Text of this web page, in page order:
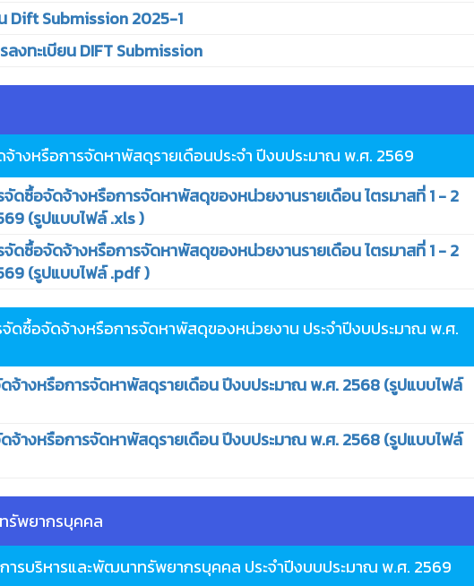
Dift Submission 2025-1
งทะเบียน DIFT Submission
จ้างหรือการจัดหาพัสดุรายเดือนประจํา ปีงบประมาณ พ.ศ. 2569
ซื้อจัดจ้างหรือการจัดหาพัสดุของหน่วยงานรายเดือน ไตรมาสที่ 1 - 2
(รูปแบบไฟล์ .xls )
ซื้อจัดจ้างหรือการจัดหาพัสดุของหน่วยงานรายเดือน ไตรมาสที่ 1 - 2
(รูปแบบไฟล์ .pdf )
จัดซื้อจัดจ้างหรือการจัดหาพัสดุของหน่วยงาน ประจำปีงบประมาณ พ.ศ.
างหรือการจัดหาพัสดุรายเดือน ปีงบประมาณ พ.ศ. 2568 (รูปแบบไฟล์
างหรือการจัดหาพัสดุรายเดือน ปีงบประมาณ พ.ศ. 2568 (รูปแบบไฟล์
รัพยากรบุคคล
ารบริหารและพัฒนาทรัพยากรบุคคล ประจําปีงบบประมาณ พ.ศ. 2569